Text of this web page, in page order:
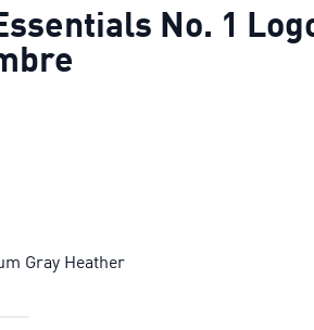
No. 1
Gray Heather